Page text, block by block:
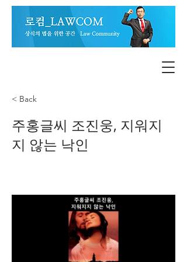
< Back
주홍글씨 조진웅, 지워지
지 않는 낙인